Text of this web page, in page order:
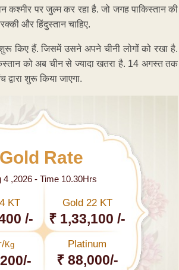
कश्मीर पर जुल्म कर रहा है. जो जगह पाकिस्तान की
और हिंदुस्तान चाहिए.
किए हैं. जिसमें उसने अपने चीनी लोगों को रखा है.
को अब चीन से ज्यादा खतरा है. 14 अगस्त तक
शुरू किया जाएगा.
Gold Rate
4 ,2026 - Time 10.30Hrs
KT
/-
Gold 22 KT
₹ 1,33,100 /-
Kg Platinum
₹ 88,000/-